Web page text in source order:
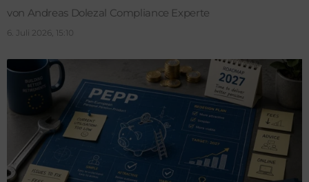
von Andreas Dolezal Compliance Experte
6. Juli 2026, 15:10